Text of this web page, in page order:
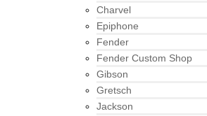
Charvel
Epiphone
Fender
Fender Custom Shop
Gibson
Gretsch
Jackson